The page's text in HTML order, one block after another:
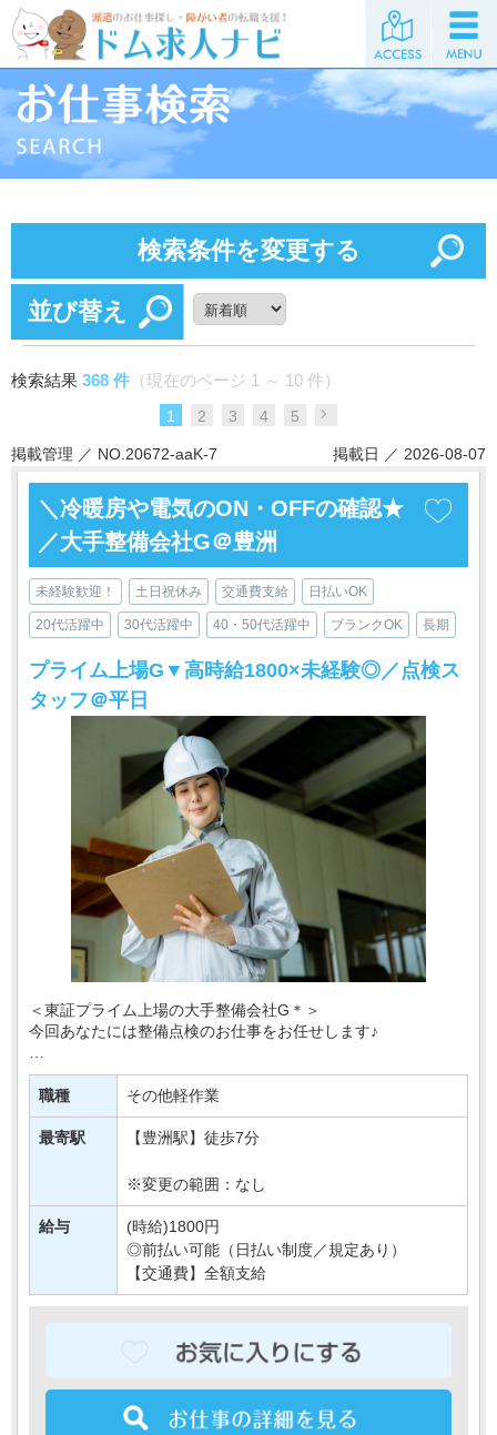
検索条件を変更する
並び替え
検索結果 368 件 （現在のページ 1 ～ 10 件）
1 2 3 4 5
掲載管理 ／ NO.20672-aaK-7 掲載日 ／ 2026-08-07
＼冷暖房や電気のON・OFFの確認★
／大手整備会社G＠豊洲
未経験歓迎！ 土日祝休み 交通費支給 日払いOK
20代活躍中 30代活躍中 40・50代活躍中 ブランクOK 長期
プライム上場G▼高時給1800×未経験◎／点検ス
タッフ＠平日
＜東証プライム上場の大手整備会社G＊＞
今回あなたには整備点検のお仕事をお任せします♪
具体的には…
冷暖房や電気のON・OFFの確認や
正常な温度設定になっているかの確認など＊
職種 その他軽作業
最寄駅 【豊洲駅】徒歩7分
※変更の範囲：なし
給与
(時給)1800円
◎前払い可能（日払い制度／規定あり）
【交通費】全額支給